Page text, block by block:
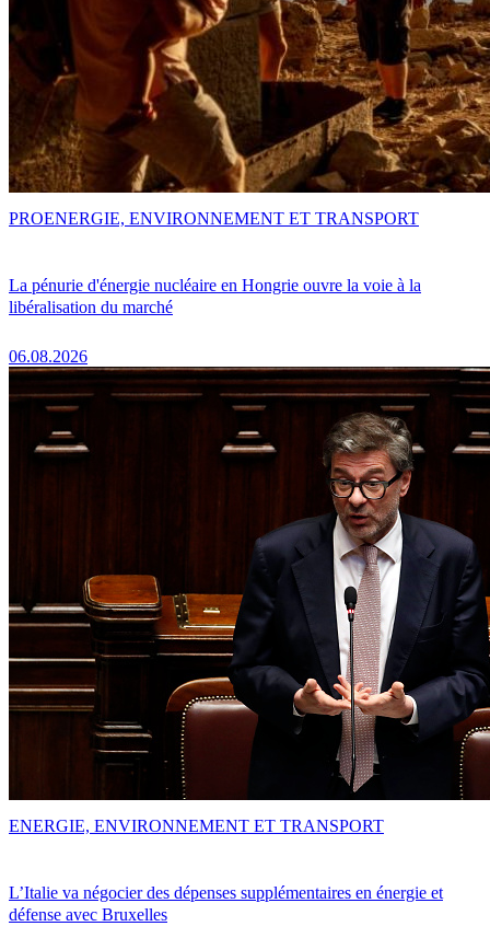
La pénurie d'énergie nucléaire en Hongrie ouvre la voie à la
libéralisation du marché
06.08.2026
PROENERGIE, ENVIRONNEMENT ET TRANSPORT
L’Italie va négocier des dépenses supplémentaires en énergie et
défense avec Bruxelles
ENERGIE, ENVIRONNEMENT ET TRANSPORT